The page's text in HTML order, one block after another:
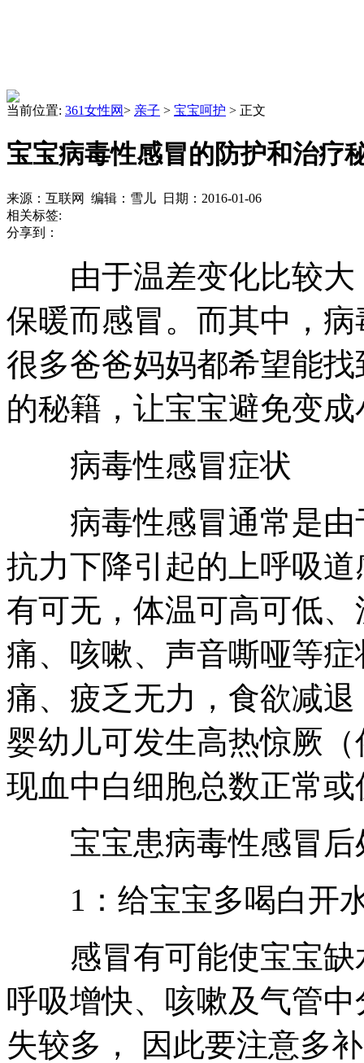
当前位置: 361女性网> 亲子 > 宝宝呵护 > 正文
宝宝病毒性感冒的防护和治疗
来源：互联网 编辑：雪儿 日期：2016-01-06
相关标签:
分享到：
由于温差变化比较大
保暖而感冒。而其中，
很多爸爸妈妈都希望能
的秘籍，让宝宝避免变
病毒性感冒症状
病毒性感冒通常是由
抗力下降引起的上呼吸
有可无，体温可高可低
痛、咳嗽、声音嘶哑等
痛、疲乏无力，食欲减
婴幼儿可发生高热惊厥
现血中白细胞总数正常或
宝宝患病毒性感冒后
1：给宝宝多喝白开
感冒有可能使宝宝缺
呼吸增快、咳嗽及气管
失较多， 因此要注意多